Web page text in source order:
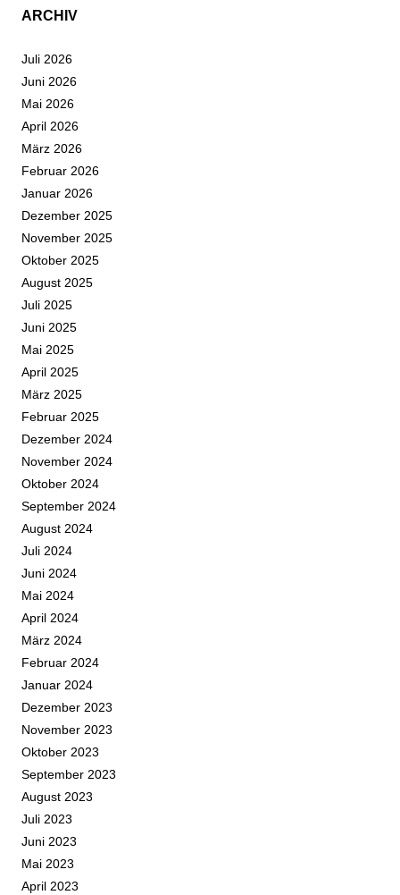
ARCHIV
Juli 2026
Juni 2026
Mai 2026
April 2026
März 2026
Februar 2026
Januar 2026
Dezember 2025
November 2025
Oktober 2025
August 2025
Juli 2025
Juni 2025
Mai 2025
April 2025
März 2025
Februar 2025
Dezember 2024
November 2024
Oktober 2024
September 2024
August 2024
Juli 2024
Juni 2024
Mai 2024
April 2024
März 2024
Februar 2024
Januar 2024
Dezember 2023
November 2023
Oktober 2023
September 2023
August 2023
Juli 2023
Juni 2023
Mai 2023
April 2023